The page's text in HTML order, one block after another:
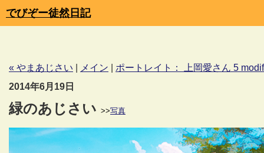
でびぞー徒然日記
« やまあじさい メイン
ポートレイト： 上岡愛さん 5
2014年6月19日
緑のあじさい >>写真